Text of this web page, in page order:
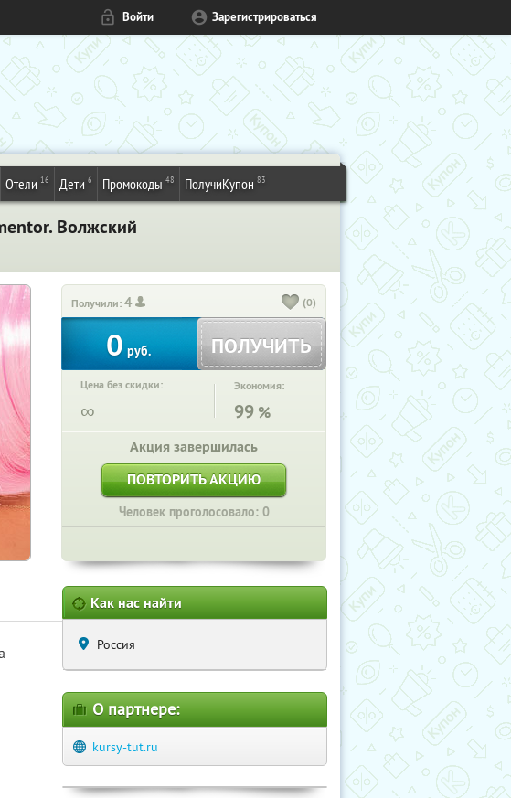
Войти Зарегистрироваться
Отели 16 Дети 6 Промокоды 48 ПолучиКупон 83
Волжский
Получили:4 (0)
0 руб. ПОЛУЧИТЬ
Цена без скидки:
∞
Экономия:
99 %
Акция завершилась
ПОВТОРИТЬ АКЦИЮ
Человек проголосовало: 0
Как нас найти
Россия
О партнере:
kursy-tut.ru